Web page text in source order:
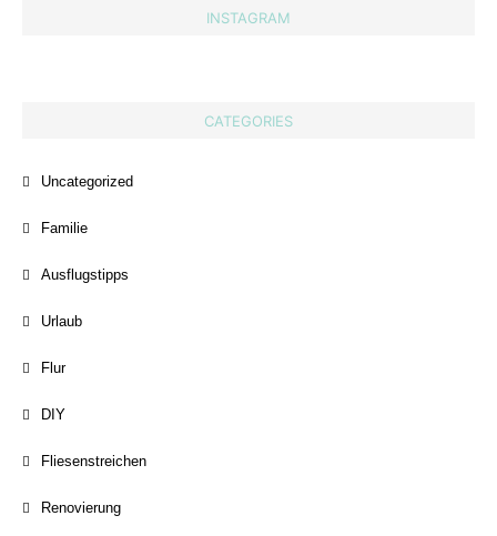
INSTAGRAM
CATEGORIES
Uncategorized
Familie
Ausflugstipps
Urlaub
Flur
DIY
Fliesenstreichen
Renovierung